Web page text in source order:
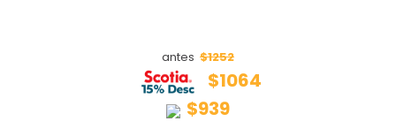
antes $1252
$1064
$939